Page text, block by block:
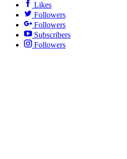
Likes
Followers
Followers
Subscribers
Followers